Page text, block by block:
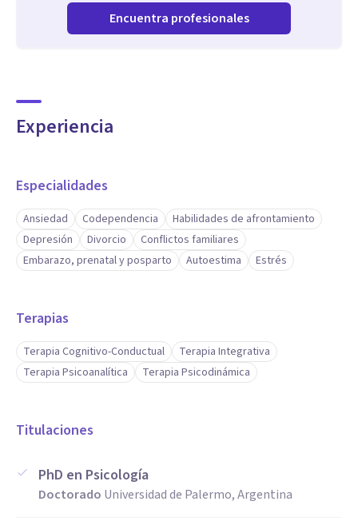
Encuentra profesionales
Experiencia
Especialidades
Ansiedad Codependencia
Habilidades de afrontamiento
Depresión
Divorcio
Conflictos familiares
Embarazo, prenatal y posparto
Autoestima Estrés
Terapias
Terapia Cognitivo-Conductual
Terapia Integrativa
Terapia Psicoanalítica
Terapia Psicodinámica
Titulaciones
PhD en Psicología
Doctorado Universidad de Palermo, Argentina